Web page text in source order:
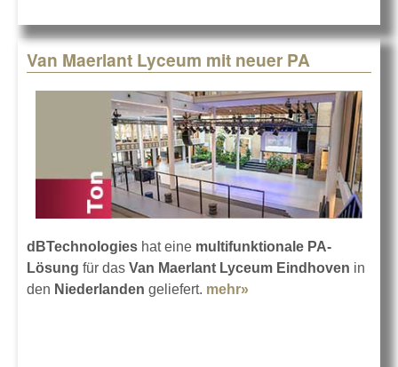
Van Maerlant Lyceum mit neuer PA
dBTechnologies hat eine multifunktionale PA-
Lösung für das Van Maerlant Lyceum Eindhoven in
den Niederlanden geliefert. mehr»